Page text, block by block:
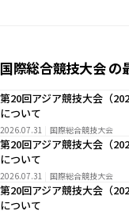
国際総合競技大会 の
第20回アジア競技大会（
について
2026.07.31 国際総合競技大会
第20回アジア競技大会（
について
2026.07.31 国際総合競技大会
第20回アジア競技大会（
について